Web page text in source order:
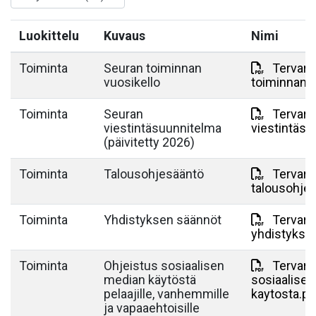
Luokittelu Kuvaus Nimi
Toiminta
Seuran toiminnan
vuosikello
toiminnan
Toiminta
Seuran
viestintäsuunnitelma
(päivitetty 2026)
Toiminta Talousohjesääntö
Toiminta Yhdistyksen säännöt
Toiminta
Ohjeistus sosiaalisen
median käytöstä
pelaajille, vanhemmille
ja vapaaehtoisille